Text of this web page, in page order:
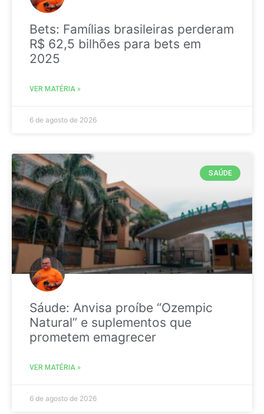
Bets: Famílias brasileiras perderam
R$ 62,5 bilhões para bets em
2025
VER MATÉRIA »
6 de agosto de 2026
SAÚDE
Sáude: Anvisa proíbe “Ozempic
Natural” e suplementos que
prometem emagrecer
VER MATÉRIA »
6 de agosto de 2026